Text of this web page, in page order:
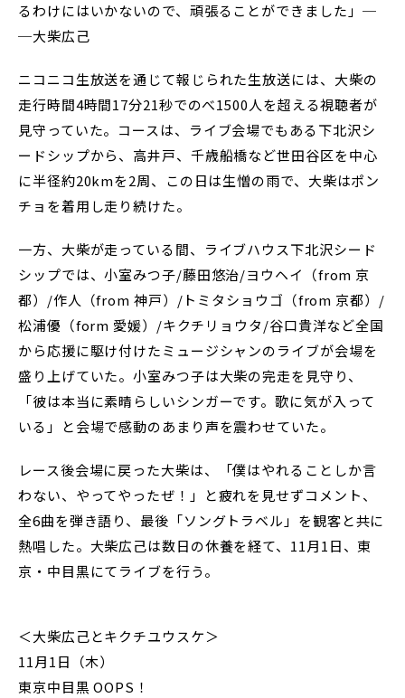
るわけにはいかないので、頑張ることができました」─
─大柴広己
ニコニコ生放送を通じて報じられた生放送には、大柴の
走行時間4時間17分21秒でのべ1500人を超える視聴者が
見守っていた。コースは、ライブ会場でもある下北沢シ
ードシップから、高井戸、千歳船橋など世田谷区を中心
に半径約20kmを2周、この日は生憎の雨で、大柴はポン
チョを着用し走り続けた。
一方、大柴が走っている間、ライブハウス下北沢シード
シップでは、小室みつ子/藤田悠治/ヨウヘイ（from 京
都）/作人（from 神戸）/トミタショウゴ（from 京都）/
松浦優（form 愛媛）/キクチリョウタ/谷口貴洋など全国
から応援に駆け付けたミュージシャンのライブが会場を
盛り上げていた。小室みつ子は大柴の完走を見守り、
「彼は本当に素晴らしいシンガーです。歌に気が入って
いる」と会場で感動のあまり声を震わせていた。
レース後会場に戻った大柴は、「僕はやれることしか言
わない、やってやったぜ！」と疲れを見せずコメント、
全6曲を弾き語り、最後「ソングトラベル」を観客と共に
熱唱した。大柴広己は数日の休養を経て、11月1日、東
京・中目黒にてライブを行う。
＜大柴広己とキクチユウスケ＞
11月1日（木）
東京中目黒 OOPS！